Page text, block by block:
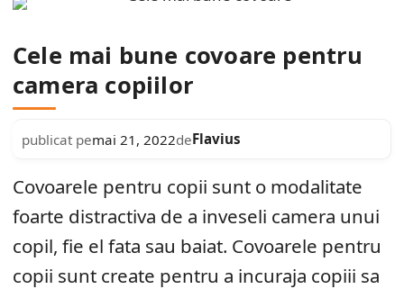
Cele mai bune covoare pentru
camera copiilor
publicat pemai 21, 2022deFlavius
Covoarele pentru copii sunt o modalitate
foarte distractiva de a inveseli camera unui
copil, fie el fata sau baiat. Covoarele pentru
copii sunt create pentru a incuraja copiii sa